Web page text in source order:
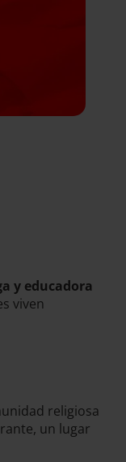
y educadora
viven
religiosa
un lugar